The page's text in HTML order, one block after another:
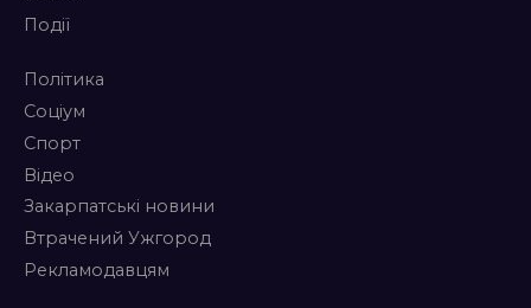
Події
Політика
Соціум
Спорт
Відео
Закарпатські новини
Втрачений Ужгород
Рекламодавцям